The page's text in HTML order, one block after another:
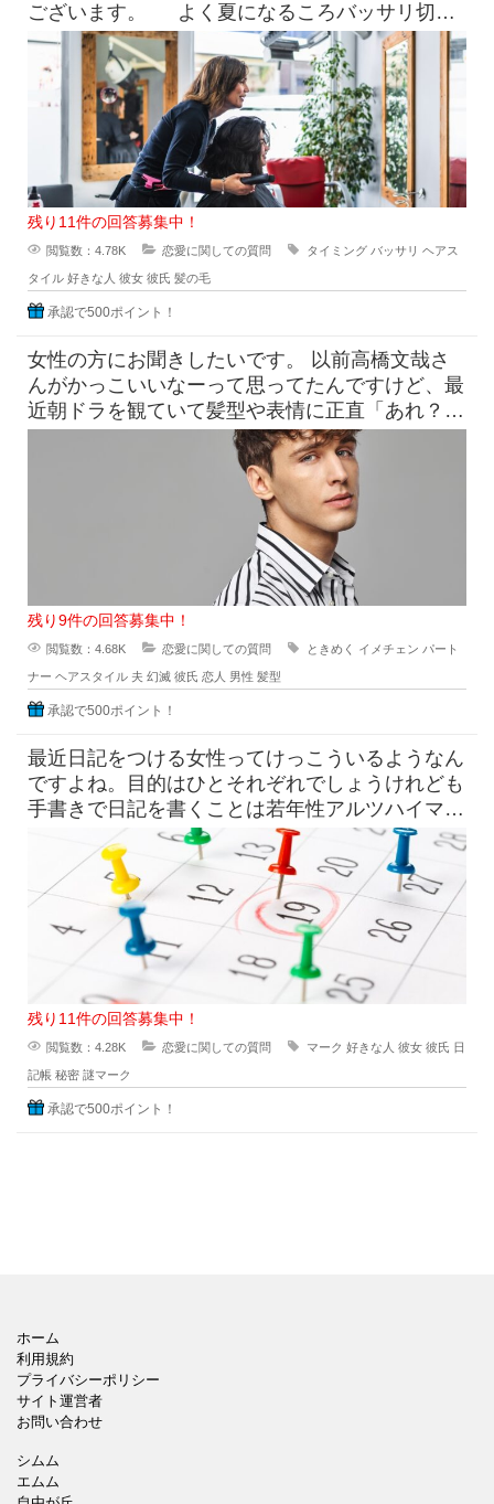
ございます。 よく夏になるころバッサリ切っ
たらどうなのよって言っ
残り11件の回答募集中！
閲覧数：4.78K 恋愛に関しての質問 タイミング バッサリ ヘアス
タイル 好きな人 彼女 彼氏 髪の毛
承認で500ポイント！
女性の方にお聞きしたいです。 以前高橋文哉さ
んがかっこいいなーって思ってたんですけど、最
近朝ドラを観ていて髪型や表情に正直「あれ？こ
んなんだっけ？」みたいにな
残り9件の回答募集中！
閲覧数：4.68K 恋愛に関しての質問 ときめく イメチェン パート
ナー ヘアスタイル 夫 幻滅 彼氏 恋人 男性 髪型
承認で500ポイント！
最近日記をつける女性ってけっこういるようなん
ですよね。目的はひとそれぞれでしょうけれども
手書きで日記を書くことは若年性アルツハイマー
にも効果はすこしくらいは貢献
残り11件の回答募集中！
閲覧数：4.28K 恋愛に関しての質問 マーク 好きな人 彼女 彼氏 日
記帳 秘密 謎マーク
承認で500ポイント！
ホーム
利用規約
プライバシーポリシー
サイト運営者
お問い合わせ
シムム
エムム